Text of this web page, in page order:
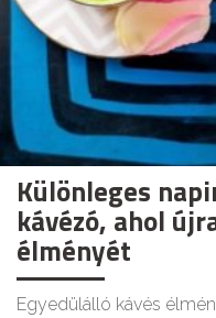
Különleges
kávézó, ahol
élményét
Egyedülálló kávés